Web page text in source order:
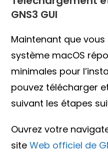
GNS3 GUI
Maintenant que
système macOS
minimales pour
pouvez télécharger
suivant les étapes
Ouvrez votre
siteWeb officiel de